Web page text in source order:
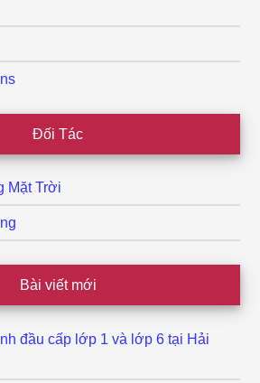
Đối Tác
Mặt Trời
Bài viết mới
đầu cấp lớp 1 và lớp 6 tại Hải